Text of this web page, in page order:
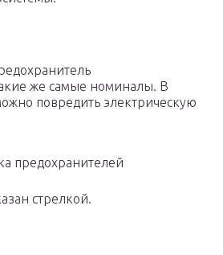
же самые номиналы. В
повредить электрическую
предохранителей
стрелкой.